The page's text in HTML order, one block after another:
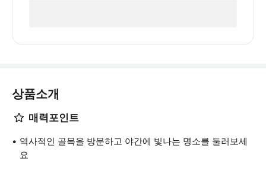
상품소개
매력포인트
역사적인 골목을 방문하고 야간에 빛나는 명소를 둘러보세
요